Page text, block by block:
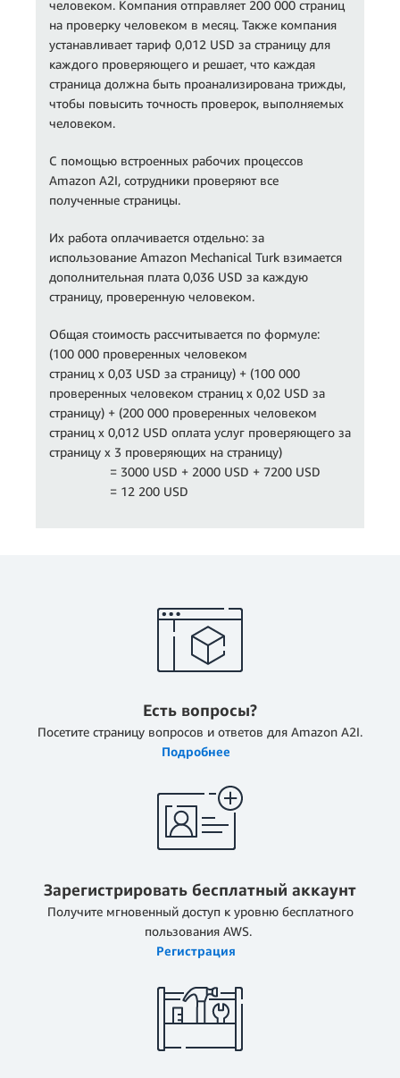
человеком. Компания отправляет 200 000 страниц
на проверку человеком в месяц. Также компания
устанавливает тариф 0,012 USD за страницу для
каждого проверяющего и решает, что каждая
страница должна быть проанализирована трижды,
чтобы повысить точность проверок, выполняемых
человеком.
С помощью встроенных рабочих процессов
Amazon A2I, сотрудники проверяют все
полученные страницы.
Их работа оплачивается отдельно: за
использование Amazon Mechanical Turk взимается
дополнительная плата 0,036 USD за каждую
страницу, проверенную человеком.
Общая стоимость рассчитывается по формуле:
(100 000 проверенных человеком
страниц x 0,03 USD за страницу) + (100 000
проверенных человеком страниц x 0,02 USD за
страницу) + (200 000 проверенных человеком
страниц x 0,012 USD оплата услуг проверяющего за
страницу x 3 проверяющих на страницу)
= 3000 USD + 2000 USD + 7200 USD
= 12 200 USD
Есть вопросы?
Посетите страницу вопросов и ответов для Amazon A2I.
Подробнее
Зарегистрировать бесплатный аккаунт
Получите мгновенный доступ к уровню бесплатного
пользования AWS.
Регистрация